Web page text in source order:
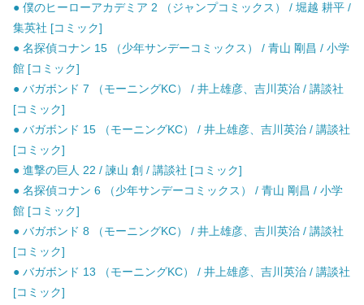
● 僕のヒーローアカデミア 2 （ジャンプコミックス） / 堀越 耕平 /
集英社 [コミック]
● 名探偵コナン 15 （少年サンデーコミックス） / 青山 剛昌 / 小学
館 [コミック]
● バガボンド 7 （モーニングKC） / 井上雄彦、吉川英治 / 講談社
[コミック]
● バガボンド 15 （モーニングKC） / 井上雄彦、吉川英治 / 講談社
[コミック]
● 進撃の巨人 22 / 諫山 創 / 講談社 [コミック]
● 名探偵コナン 6 （少年サンデーコミックス） / 青山 剛昌 / 小学
館 [コミック]
● バガボンド 8 （モーニングKC） / 井上雄彦、吉川英治 / 講談社
[コミック]
● バガボンド 13 （モーニングKC） / 井上雄彦、吉川英治 / 講談社
[コミック]